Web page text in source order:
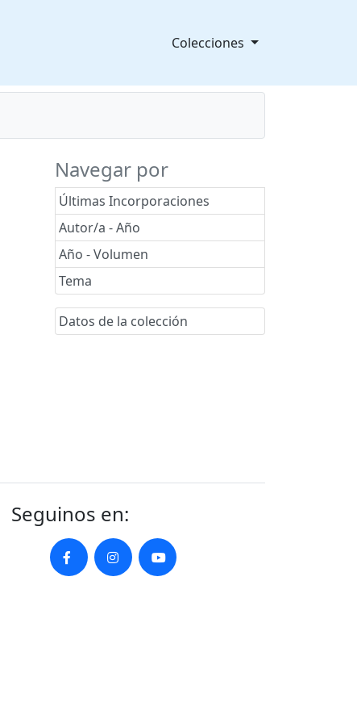
Colecciones
Navegar por
Últimas Incorporaciones
Autor/a - Año
Año - Volumen
Tema
Datos de la colección
Seguinos en: